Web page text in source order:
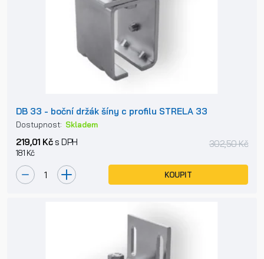
DB 33 - boční držák šíny c profilu STRELA 33
Dostupnost: Skladem
219,01 Kčs DPH
181 Kč
302,50 Kč
KOUPIT